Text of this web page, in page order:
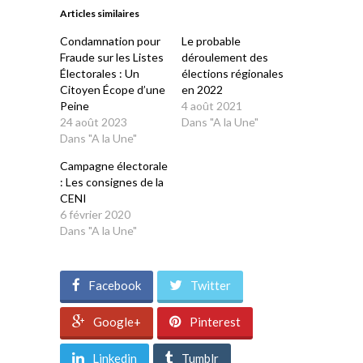
nouvellenouvelle
Articles similaires
Condamnation pour
Fraude sur les Listes
Électorales : Un
Citoyen Écope d’une
Peine
24 août 2023
Dans "A la Une"
Le probable
déroulement des
élections régionales
en 2022
4 août 2021
Dans "A la Une"
Campagne électorale
: Les consignes de la
CENI
6 février 2020
Dans "A la Une"
Facebook Twitter
Google+ Pinterest
Linkedin Tumblr